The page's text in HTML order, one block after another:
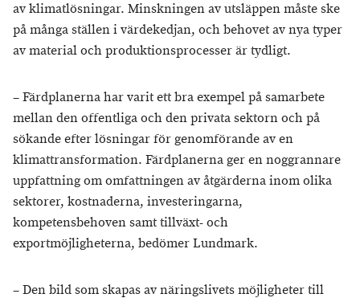
av klimatlösningar. Minskningen av utsläppen måste ske
på många ställen i värdekedjan, och behovet av nya typer
av material och produktionsprocesser är tydligt.
– Färdplanerna har varit ett bra exempel på samarbete
mellan den offentliga och den privata sektorn och på
sökande efter lösningar för genomförande av en
klimattransformation. Färdplanerna ger en noggrannare
uppfattning om omfattningen av åtgärderna inom olika
sektorer, kostnaderna, investeringarna,
kompetensbehoven samt tillväxt- och
exportmöjligheterna, bedömer Lundmark.
– Den bild som skapas av näringslivets möjligheter till